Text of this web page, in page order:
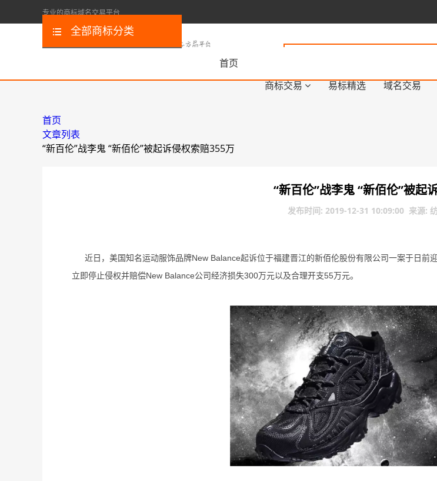
专业的商标域名交易平台
首页
商标交易
易标精选 域名交易
全部商标分类
首页
文章列表
“新百伦”战李鬼 “新佰伦”被起诉侵权索赔355万
“新百伦”战李鬼 “新佰伦”被起
发布时间: 2019-12-31 10:09:00 来源:
近日，美国知名运动服饰品牌New Balance起诉位于福建晋江的新佰伦股份有限公司一案于日前
立即停止侵权并赔偿New Balance公司经济损失300万元以及合理开支55万元。